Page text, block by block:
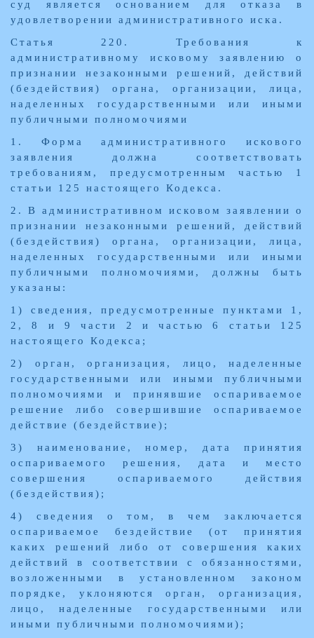
суд является основанием для отказа в
удовлетворении административного иска.
Статья 220. Требования к
административному исковому заявлению о
признании незаконными решений, действий
(бездействия) органа, организации, лица,
наделенных государственными или иными
публичными полномочиями
1. Форма административного искового
заявления должна соответствовать
требованиям, предусмотренным частью 1
статьи 125 настоящего Кодекса.
2. В административном исковом заявлении о
признании незаконными решений, действий
(бездействия) органа, организации, лица,
наделенных государственными или иными
публичными полномочиями, должны быть
указаны:
1) сведения, предусмотренные пунктами 1,
2, 8 и 9 части 2 и частью 6 статьи 125
настоящего Кодекса;
2) орган, организация, лицо, наделенные
государственными или иными публичными
полномочиями и принявшие оспариваемое
решение либо совершившие оспариваемое
действие (бездействие);
3) наименование, номер, дата принятия
оспариваемого решения, дата и место
совершения оспариваемого действия
(бездействия);
4) сведения о том, в чем заключается
оспариваемое бездействие (от принятия
каких решений либо от совершения каких
действий в соответствии с обязанностями,
возложенными в установленном законом
порядке, уклоняются орган, организация,
лицо, наделенные государственными или
иными публичными полномочиями);